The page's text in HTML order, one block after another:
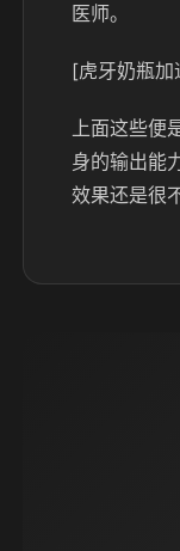
医师。
[虎牙奶瓶加
上面这些便
身的输出能
效果还是很